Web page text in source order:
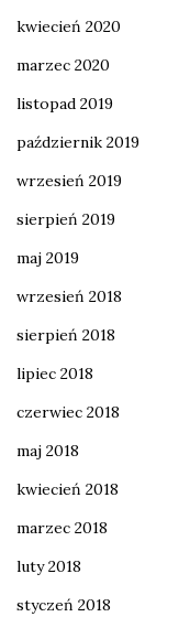
kwiecień 2020
marzec 2020
listopad 2019
październik 2019
wrzesień 2019
sierpień 2019
maj 2019
wrzesień 2018
sierpień 2018
lipiec 2018
czerwiec 2018
maj 2018
kwiecień 2018
marzec 2018
luty 2018
styczeń 2018